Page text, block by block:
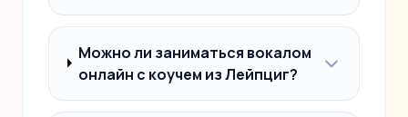
Можно ли заниматься вокалом
онлайн с коучем из Лейпциг?